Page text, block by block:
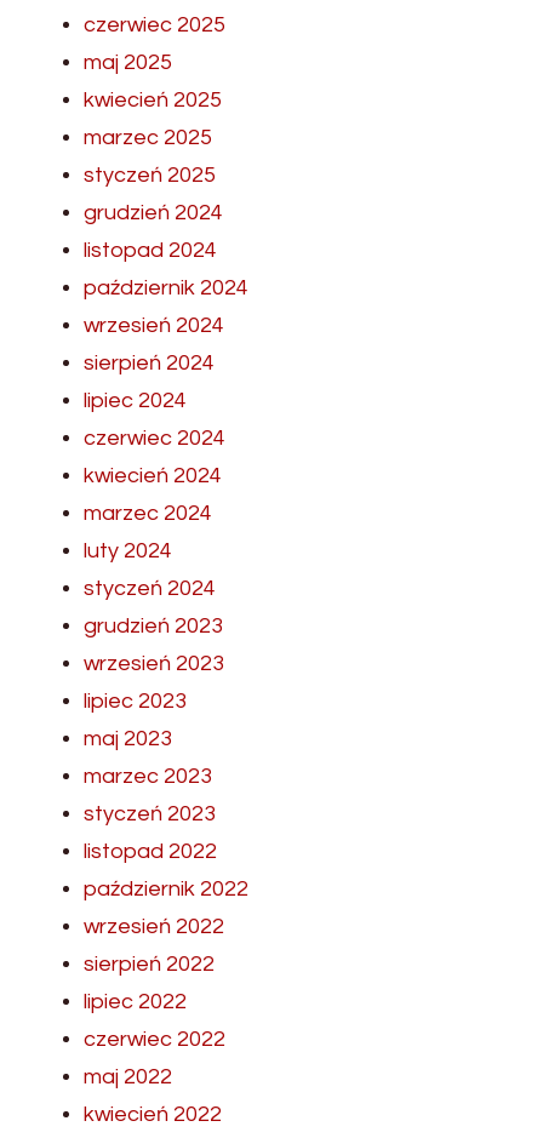
czerwiec 2025
maj 2025
kwiecień 2025
marzec 2025
styczeń 2025
grudzień 2024
listopad 2024
październik 2024
wrzesień 2024
sierpień 2024
lipiec 2024
czerwiec 2024
kwiecień 2024
marzec 2024
luty 2024
styczeń 2024
grudzień 2023
wrzesień 2023
lipiec 2023
maj 2023
marzec 2023
styczeń 2023
listopad 2022
październik 2022
wrzesień 2022
sierpień 2022
lipiec 2022
czerwiec 2022
maj 2022
kwiecień 2022